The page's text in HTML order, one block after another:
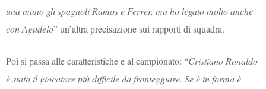
una mano gli spagnoli Ramos e Ferrer, ma ho legato molto anche
con Agudelo” un’altra precisazione sui rapporti di squadra.
Poi si passa alle caratteristiche e al campionato: “Cristiano Ronaldo
è stato il giocatore più difficile da fronteggiare. Se è in forma è